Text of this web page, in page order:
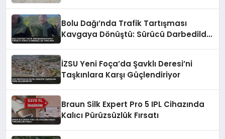
Bolu Dağı’nda Trafik Tartışması
Kavgaya Dönüştü: Sürücü Darbedildi,
İZSU Yeni Foça’da Şavklı Deresi’ni
Taşkınlara Karşı Güçlendiriyor
Braun Silk Expert Pro 5 IPL Cihazında
Kalıcı Pürüzsüzlük Fırsatı